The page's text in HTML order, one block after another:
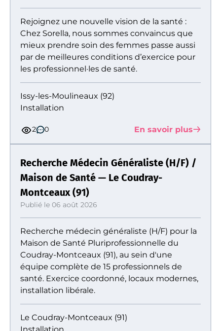
Rejoignez une nouvelle vision de la santé :
Chez Sorella, nous sommes convaincus que
mieux prendre soin des femmes passe aussi
par de meilleures conditions d’exercice pour
les professionnel·les de santé.
Issy-les-Moulineaux (92)
Installation
2 0 En savoir plus
Recherche Médecin Généraliste (H/F) /
Maison de Santé — Le Coudray-
Montceaux (91)
Publié le 06 août 2026
Recherche médecin généraliste (H/F) pour la
Maison de Santé Pluriprofessionnelle du
Coudray-Montceaux (91), au sein d'une
équipe complète de 15 professionnels de
santé. Exercice coordonné, locaux modernes,
installation libérale.
Le Coudray-Montceaux (91)
Installation